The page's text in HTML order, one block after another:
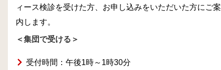
ィース検診を受けた方、お申し込みをいただいた方にご案
内します。
＜集団で受ける＞
受付時間：午後1時～1時30分